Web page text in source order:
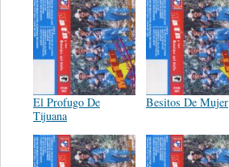
El Profugo De
Tijuana
Besitos De Mujer